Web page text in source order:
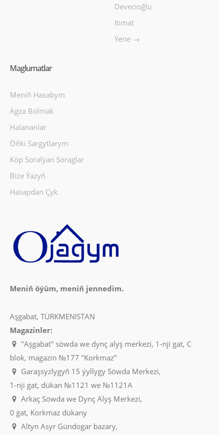
Devecioğlu
Itimat
Ýene →
Maglumatlar
Meniň Hasabym
Agza Bolmak
Halananlar
Öňki Sargytlarym
Köp Soralýan Soraglar
Bize Ýazyň
Hasapdan Çyk
Meniň öýüm, meniň jennedim.
Aşgabat, TÜRKMENISTAN
Magazinler:
"Aşgabat" söwda we dynç alyş merkezi, 1-nji gat, C
blok, magazin №177 "Korkmaz"
Garaşsyzlygyň 15 ýyllygy Söwda Merkezi,
1-nji gat, dükan №1121 we №1121A
Arkaç Söwda we Dynç Alyş Merkezi,
0 gat, Korkmaz dükany
Altyn Asyr Gündogar bazary,